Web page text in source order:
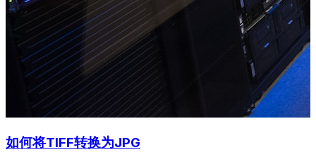
如何将TIFF转换为JPG